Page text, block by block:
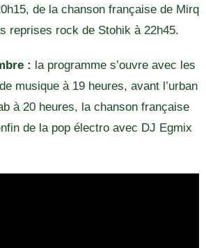
de la chanson française de Mirq
reprises rock de Stohik à 22h45.
: la programme s’ouvre avec les
musique à 19 heures, avant l’urban
à 20 heures, la chanson française
de la pop électro avec DJ Egmix